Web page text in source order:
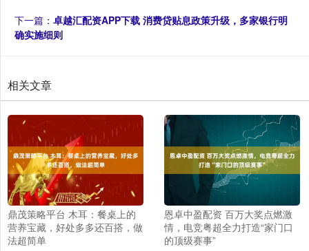
下一篇： 卓越汇配资APP下载 消费贷贴息政策升级，多家银行明
确实施细则
相关文章
鼎茂策略平台 木耳：餐桌上的
营养宝藏，好处多多还百搭，做
法超简单
恩卓中盈配资 百万大奖点燃激
情，电竞粤超全力打造“家门口
的顶级赛事”